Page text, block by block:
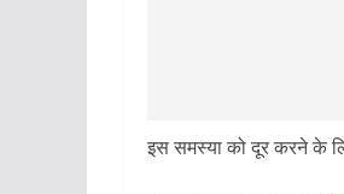
इस समस्या को दूर करने के